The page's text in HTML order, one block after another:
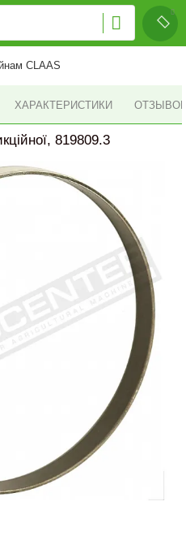
CLAAS
ХАРАКТЕРИСТИКИ ОТЗЫВОВ
819809.3